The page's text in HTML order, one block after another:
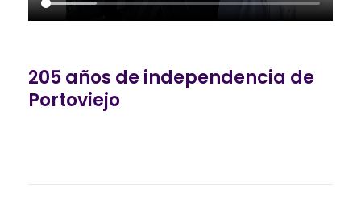
205 años de independencia de
Portoviejo